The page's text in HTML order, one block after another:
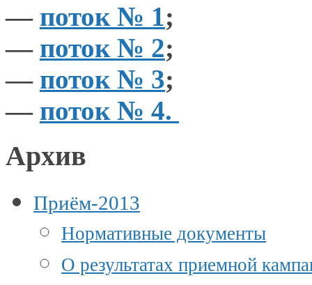
— поток № 1;
— поток № 2;
— поток № 3;
— поток № 4.
Архив
Приём-2013
Нормативные документы
О результатах приемной